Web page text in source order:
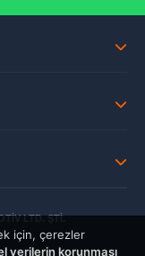
için, çerezler
verilerin korunması
LTD. ŞTİ.